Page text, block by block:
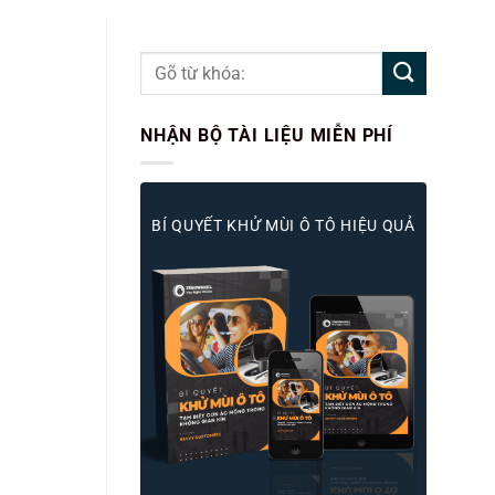
NHẬN BỘ TÀI LIỆU MIỄN PHÍ
BÍ QUYẾT KHỬ MÙI Ô TÔ HIỆU QUẢ